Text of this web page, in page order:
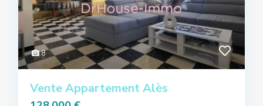
8
Vente Appartement Alès